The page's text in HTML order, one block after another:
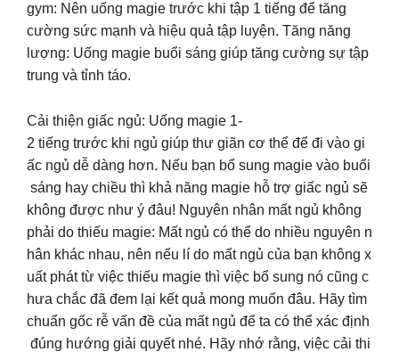
gym: Nên uống magie trước khi tập 1 tiếng để tăng
cường sức mạnh và hiệu quả tập luyện. Tăng năng
lượng: Uống magie buổi sáng giúp tăng cường sự tập
trung và tỉnh táo.
Cải thiện giấc ngủ: Uống magie 1-
2 tiếng trước khi ngủ giúp thư giãn cơ thể để đi vào gi
ấc ngủ dễ dàng hơn. Nếu bạn bổ sung magie vào buổi
sáng hay chiều thì khả năng magie hỗ trợ giấc ngủ sẽ
không được như ý đâu! Nguyên nhân mất ngủ không
phải do thiếu magie: Mất ngủ có thể do nhiều nguyên n
hân khác nhau, nên nếu lí do mất ngủ của bạn không x
uất phát từ việc thiếu magie thì việc bổ sung nó cũng c
hưa chắc đã đem lại kết quả mong muốn đâu. Hãy tìm
chuẩn gốc rễ vấn đề của mất ngủ để ta có thể xác định
đúng hướng giải quyết nhé. Hãy nhớ rằng, việc cải thi